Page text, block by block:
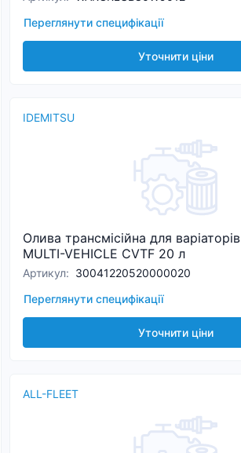
Переглянути специфікації
Уточнити ціни
IDEMITSU
Олива трансмісійна для
MULTI-VEHICLE CVTF 20 л
Артикул: 30041220520000020
Переглянути специфікації
Уточнити ціни
ALL-FLEET